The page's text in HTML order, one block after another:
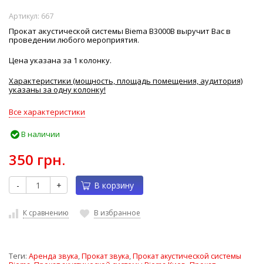
Артикул: 667
Прокат акустической системы Biema B3000B выручит Вас в
проведении любого мероприятия.
Цена указана за 1 колонку.
Характеристики (мощность, площадь помещения, аудитория)
указаны за одну колонку!
Все характеристики
В наличии
350 грн.
- + В корзину
К сравнению В избранное
Теги: Аренда звука,Прокат звука,Прокат акустической системы